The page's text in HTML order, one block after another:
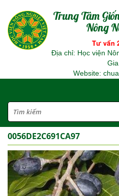
Trung Tâm
Nông
Tư vấn
Địa chỉ: Học viện
Website:
0056DE2C691CA97